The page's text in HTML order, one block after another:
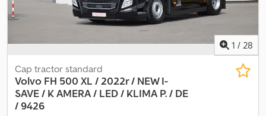
1 / 28
Cap tractor standard
Volvo FH 500 XL / 2022r / NEW I-
SAVE / KAMERA / LED / KLIMA P. / DE
/ 9426